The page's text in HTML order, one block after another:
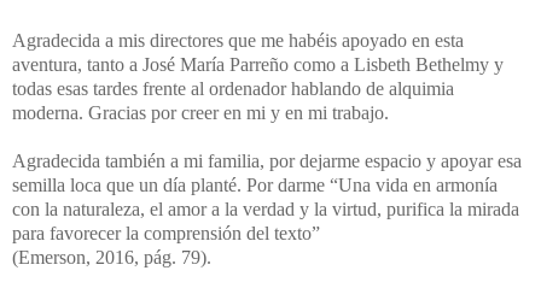
Agradecida a mis directores que me habéis apoyado en esta
aventura, tanto a José María Parreño como a Lisbeth Bethelmy y
todas esas tardes frente al ordenador hablando de alquimia
moderna. Gracias por creer en mi y en mi trabajo.
Agradecida también a mi familia, por dejarme espacio y apoyar esa
semilla loca que un día planté. Por darme “Una vida en armonía
con la naturaleza, el amor a la verdad y la virtud, purifica la mirada
para favorecer la comprensión del texto”
(Emerson, 2016, pág. 79).